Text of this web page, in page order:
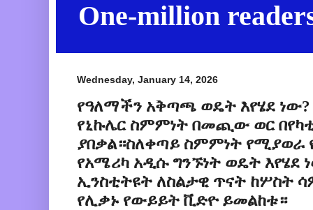
One-million
Wednesday, January 14, 2026
የዓለማችን አቅጣጫ ወዴት እየሄደ ነው?
የኒኩሌር ስምምነት በመጪው ወር
ያበቃል።ስለቀጣይ ስምምነት የሚያወራ
የአሜሪካ አዲሱ ግንኙነት ወዴት እየሄደ
ኢንስቲትዩት ለስልታዊ ጥናት ከሦስት
የሊቃኑ የውይይት ቪድዮ ይመልከቱ።